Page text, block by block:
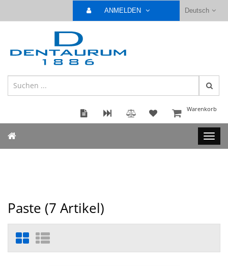
Deutsch
ANMELDEN
Warenkorb
Paste (7 Artikel)